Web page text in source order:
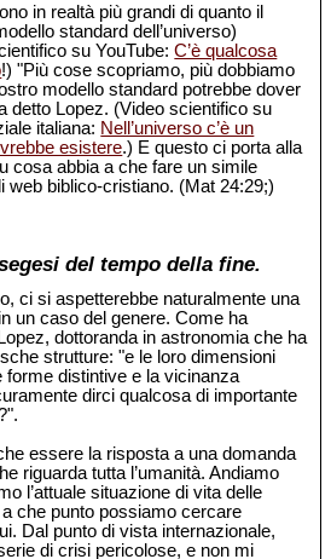
in realtà più grandi di quanto il
standard dell’universo)
su YouTube:C’è qualcosa
!) "Più cose scopriamo, più dobbiamo
modello standard potrebbe dover
detto Lopez. (Video scientifico su
italiana: Nell’universo c’è un
esistere.) E questo ci porta alla
cosa abbia a che fare un simile
web biblico-cristiano. (Mat 24:29;)
del tempo della fine.
ci si aspetterebbe naturalmente una
un caso del genere. Come ha
dottoranda in astronomia che ha
strutture: "e le loro dimensioni
forme distintive e la vicinanza
dirci qualcosa di importante
essere la risposta a una domanda
riguarda tutta l’umanità. Andiamo
l’attuale situazione di vita delle
che punto possiamo cercare
Dal punto di vista internazionale,
di crisi pericolose, e non mi